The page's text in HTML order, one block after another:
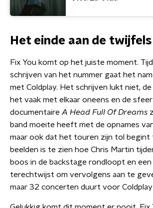
Het einde aan de twijfels
Fix You komt op het juiste moment.
schrijven van het nummer gaat het
met Coldplay. Het schrijven lukt niet, de
het vaak met elkaar oneens en de sfeer
documentaire A Head Full Of Dreams
band moeite heeft met de opnames
maar ook dat het touren zijn tol begint
beelden is te zien hoe Chris Martin
boos in de backstage rondloopt en een
terechtwijst om vervolgens aan te
maar 32 concerten duurt voor Coldplay